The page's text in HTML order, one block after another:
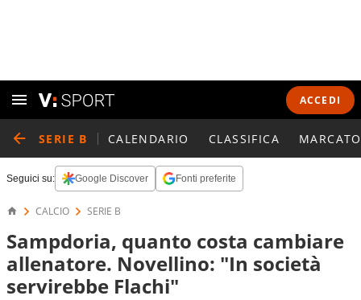
ACCEDI
SERIE B CALENDARIO CLASSIFICA
Seguici su: Google Discover Fonti preferite
CALCIO SERIE B
Sampdoria, quanto costa cambiare
allenatore. Novellino: "In società
servirebbe Flachi"